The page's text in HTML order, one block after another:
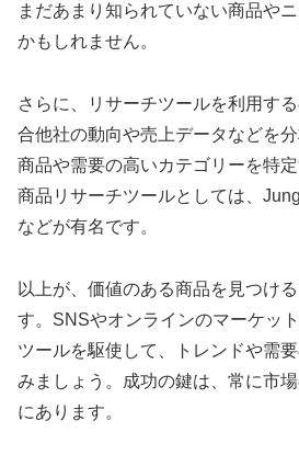
まだあまり知られていない商品や
かもしれません。
さらに、リサーチツールを利用す
合他社の動向や売上データなどを
商品や需要の高いカテゴリーを特
商品リサーチツールとしては、
などが有名です。
以上が、価値のある商品を見つけ
す。SNSやオンラインのマーケッ
ツールを駆使して、トレンドや需
みましょう。成功の鍵は、常に市
にあります。